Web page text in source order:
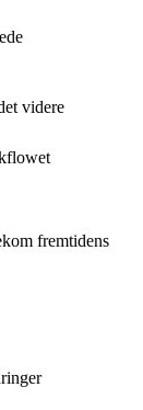
videre
fremtidens